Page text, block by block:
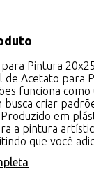
Pintura
de Acetato para
funciona
criar
em
a pintura
que você